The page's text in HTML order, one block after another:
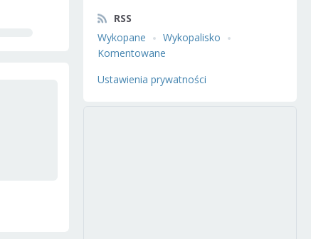
RSS
Wykopane
Wykopalisko
Komentowane
Ustawienia prywatności